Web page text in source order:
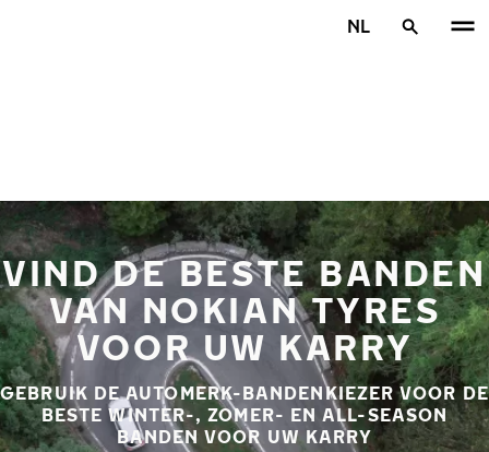
NL
VIND DE BESTE BANDEN
VAN NOKIAN TYRES
VOOR UW KARRY
GEBRUIK DE AUTOMERK-BANDENKIEZER VOOR DE
BESTE WINTER-, ZOMER- EN ALL-SEASON
BANDEN VOOR UW KARRY